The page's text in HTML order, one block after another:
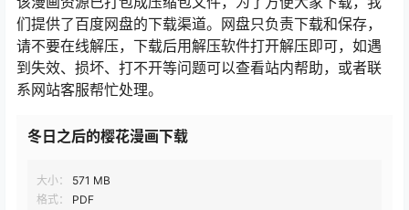
们提供了百度网盘的下载渠道。网盘只负责下载和保存，
请不要在线解压，下载后用解压软件打开解压即可，如遇
到失效、损坏、打不开等问题可以查看站内帮助，或者联
系网站客服帮忙处理。
冬日之后的樱花漫画下载
大小：
571 MB
格式：
PDF